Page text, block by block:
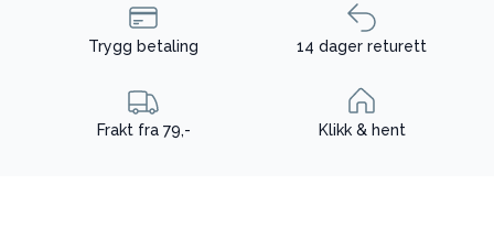
Trygg betaling 14 dager returett
Frakt fra 79,- Klikk & hent